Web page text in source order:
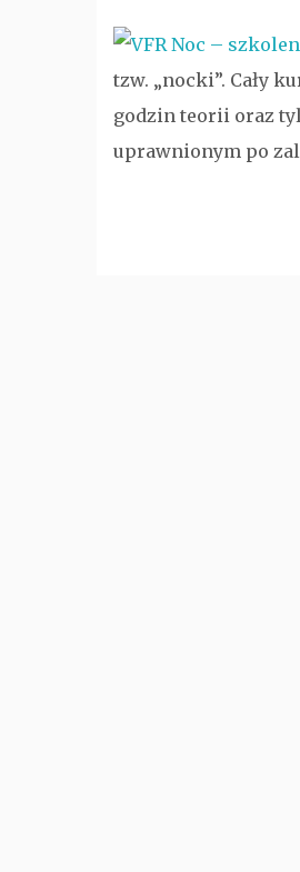
tzw. „nocki”. Cały
godzin teorii oraz
uprawnionym po